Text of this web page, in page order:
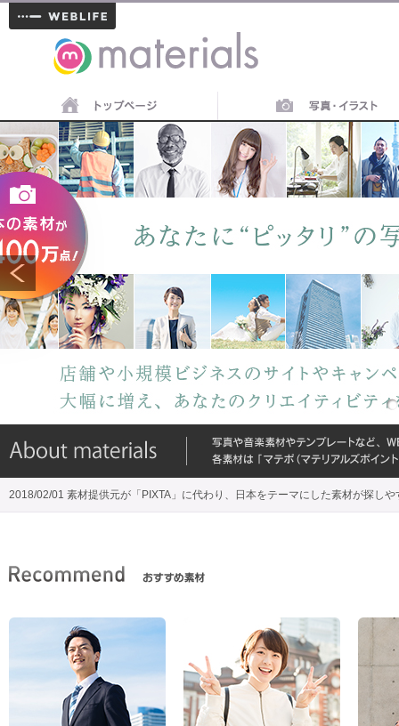
materials
2018/02/01 素材提供元が「PIXTA」に代わり、日本をテーマにした素材が探しや